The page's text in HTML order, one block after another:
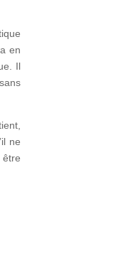
en
Il
ne
être